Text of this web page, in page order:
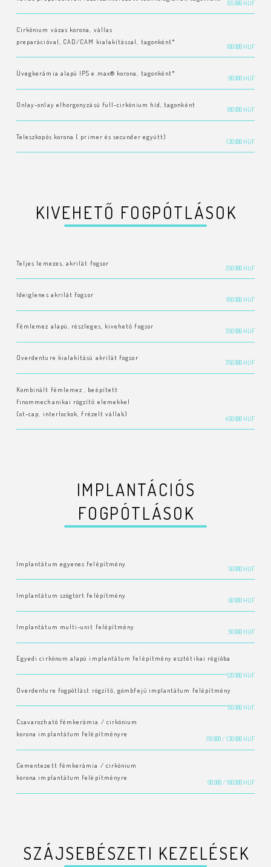
85 000 HUF
Cirkónium vázas korona, vállas
preparációval, CAD/CAM kialakítással, tagonként*
100 000 HUF
Üvegkerámia alapú IPS e.max® korona, tagonként*
90 000 HUF
Onlay-onlay elhorgonyzású full-cirkónium híd, tagonként
100 000 HUF
Teleszkopós korona ( primer és secunder együtt)
130 000 HUF
KIVEHETŐ FOGPÓTLÁSOK
Teljes lemezes, akrilát fogsor
250 000 HUF
Ideiglenes akrilát fogsor
180 000 HUF
Fémlemez alapú, részleges, kivehető fogsor
350 000 HUF
Overdenture kialakítású akrilát fogsor
350 000 HUF
Kombinált fémlemez , beépített
finommechanikai rögzítő elemekkel
(ot-cap, interlockok, frézelt vállak)
450 000 HUF
IMPLANTÁCIÓS
FOGPÓTLÁSOK
Implantátum egyenes felépítmény
50 000 HUF
Implantátum szögtört felépítmény
60 000 HUF
Implantátum multi-unit felépítmény
50 000 HUF
Egyedi cirkónum alapú implantátum felépítmény esztétikai régióba
120 000 HUF
Overdenture fogpótlást rögzítő, gömbfejű implantátum felépítmény
80 000 HUF
Csavarozható fémkerámia / cirkónium
korona implantátum felépítményre
110 000 / 130 000 HUF
Cementezett fémkerámia / cirkónium
korona implantátum felépítményre
90 000 / 100 000 HUF
SZÁJSEBÉSZETI KEZELÉSEK